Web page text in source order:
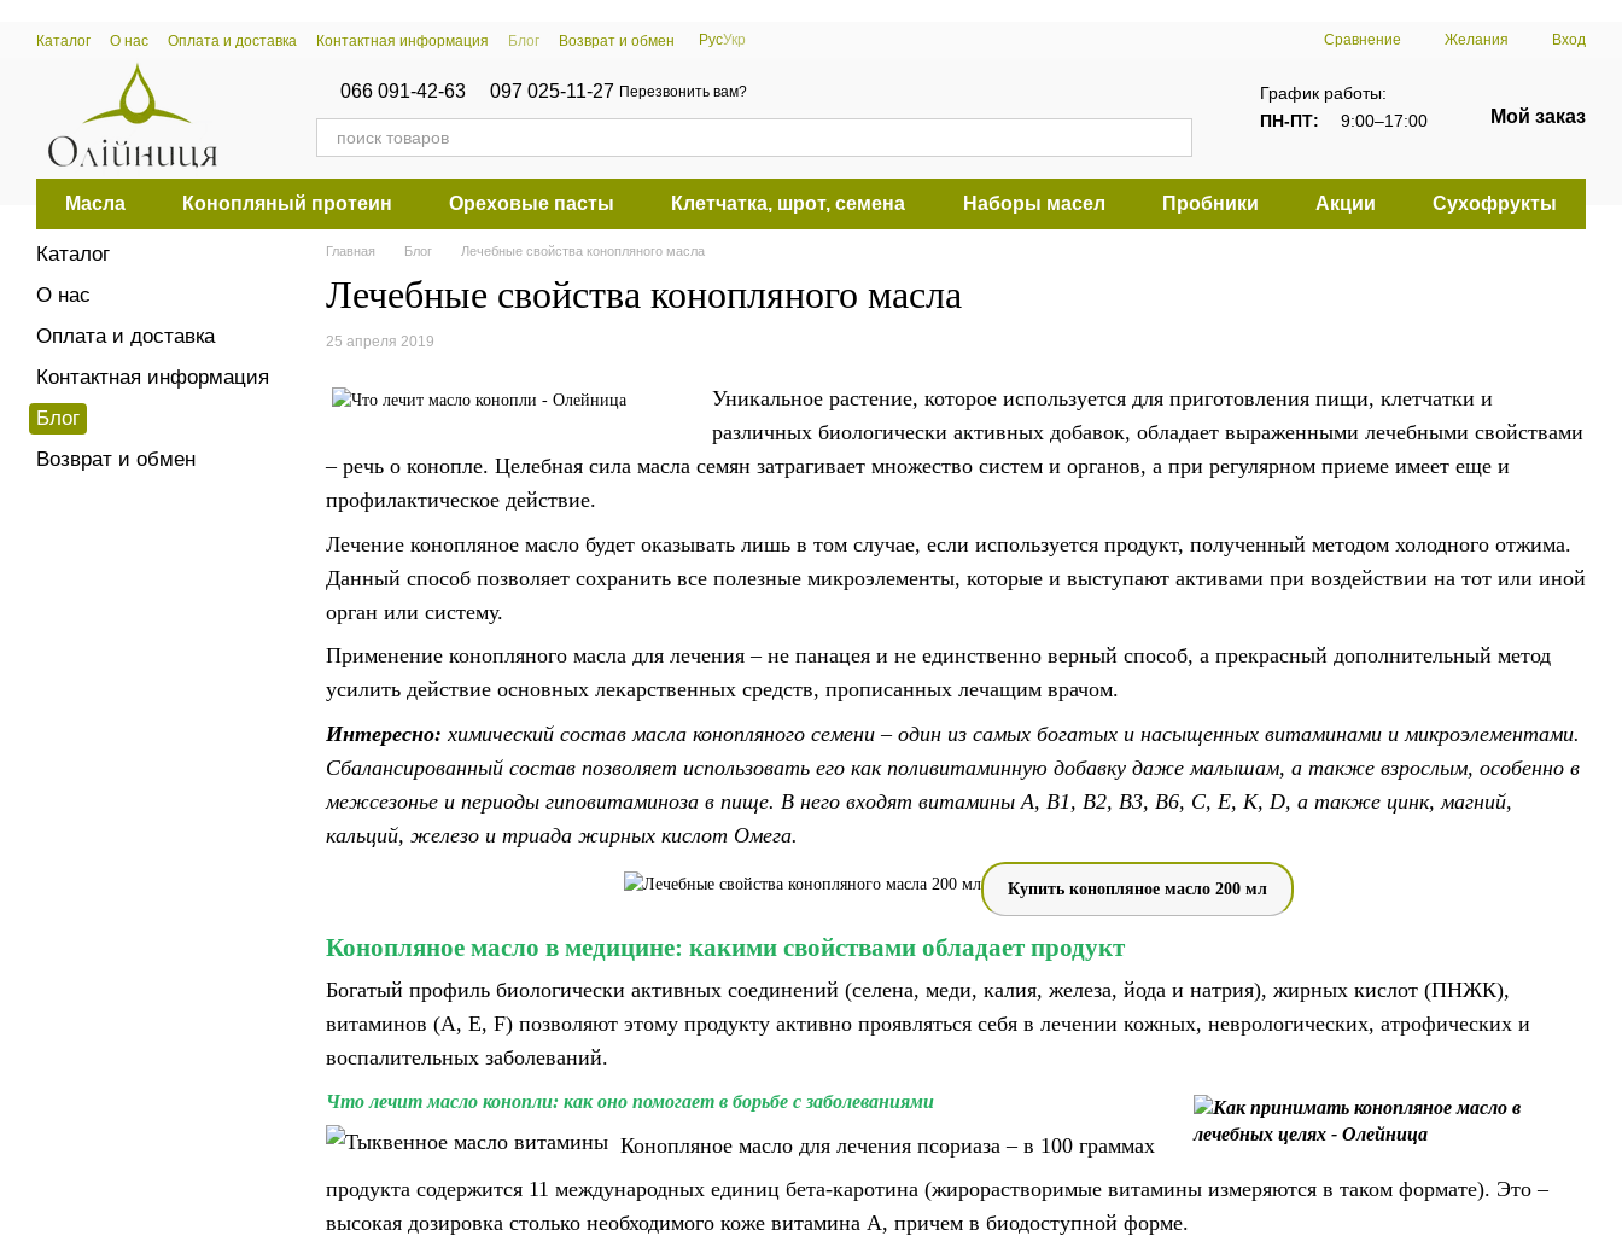
Перейти к основному контенту
Каталог О нас Оплата и доставка Контактная информация Блог Возврат и обмен РусУкр Сравнение Желания Вход
066 091-42-63 097 025-11-27 Перезвонить вам?
График работы:
ПН-ПТ:
9:00–17:00 Мой заказ
Масла Конопляный протеин Ореховые пасты Клетчатка, шрот, семена Наборы масел Пробники Акции Сухофрукты
Главная Блог Лечебные свойства конопляного масла
Лечебные свойства конопляного масла
25 апреля 2019
Уникальное растение, которое используется для приготовления пищи, клетчатки и
различных биологически активных добавок, обладает выраженными лечебными свойствами
– речь о конопле. Целебная сила масла семян затрагивает множество систем и органов, а при регулярном приеме имеет еще и
профилактическое действие.
Лечение конопляное масло будет оказывать лишь в том случае, если используется продукт, полученный методом холодного отжима.
Данный способ позволяет сохранить все полезные микроэлементы, которые и выступают активами при воздействии на тот или иной
орган или систему.
Применение конопляного масла для лечения – не панацея и не единственно верный способ, а прекрасный дополнительный метод
усилить действие основных лекарственных средств, прописанных лечащим врачом.
Интересно: химический состав масла конопляного семени – один из самых богатых и насыщенных витаминами и микроэлементами.
Сбалансированный состав позволяет использовать его как поливитаминную добавку даже малышам, а также взрослым, особенно в
межсезонье и периоды гиповитаминоза в пище. В него входят витамины А, В1, В2, В3, В6, С, Е, К, D, а также цинк, магний,
кальций, железо и триада жирных кислот Омега.
Купить конопляное масло 200 мл
Конопляное масло в медицине: какими свойствами обладает продукт
Богатый профиль биологически активных соединений (селена, меди, калия, железа, йода и натрия), жирных кислот (ПНЖК),
витаминов (А, Е, F) позволяют этому продукту активно проявляться себя в лечении кожных, неврологических, атрофических и
воспалительных заболеваний.
Что лечит масло конопли: как оно помогает в борьбе с заболеваниями
Конопляное масло для лечения псориаза – в 100 граммах
продукта содержится 11 международных единиц бета-каротина (жирорастворимые витамины измеряются в таком формате). Это –
высокая дозировка столько необходимого коже витамина А, причем в биодоступной форме.
Каталог
О нас
Оплата и доставка
Контактная информация
Блог
Возврат и обмен